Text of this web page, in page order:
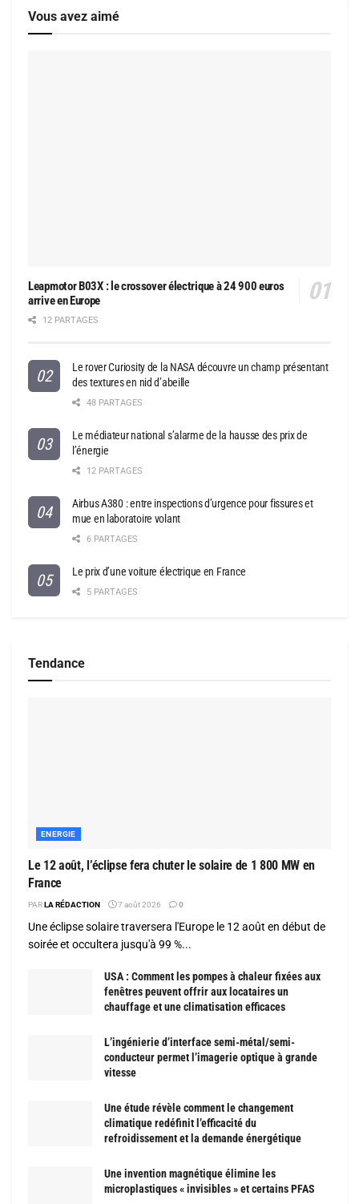
Vous avez aimé
Leapmotor B03X : le crossover électrique à 24 900 euros
arrive en Europe
12 PARTAGES
Le rover Curiosity de la NASA découvre un champ présentant
des textures en nid d’abeille
48 PARTAGES
Le médiateur national s’alarme de la hausse des prix de
l’énergie
12 PARTAGES
Airbus A380 : entre inspections d’urgence pour fissures et
mue en laboratoire volant
6 PARTAGES
Le prix d’une voiture électrique en France
5 PARTAGES
Tendance
ENERGIE
Le 12 août, l’éclipse fera chuter le solaire de 1 800 MW en
France
PARLA RÉDACTION 7 août 2026 0
Une éclipse solaire traversera l'Europe le 12 août en début de
soirée et occultera jusqu'à 99 %...
USA : Comment les pompes à chaleur fixées aux
fenêtres peuvent offrir aux locataires un
chauffage et une climatisation efficaces
L’ingénierie d’interface semi-métal/semi-
conducteur permet l’imagerie optique à grande
vitesse
Une étude révèle comment le changement
climatique redéfinit l’efficacité du
refroidissement et la demande énergétique
Une invention magnétique élimine les
microplastiques « invisibles » et certains PFAS